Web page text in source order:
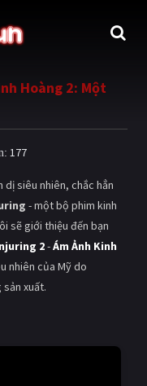
động
kịch
- Hình sự
- Tài liệu
Hoàng 2: Một
177
dị siêu nhiên, chắc hẳn
- một bộ phim kinh
sẽ giới thiệu đến bạn
2-Ám Ảnh Kinh
nhiên của Mỹ do
xuất.